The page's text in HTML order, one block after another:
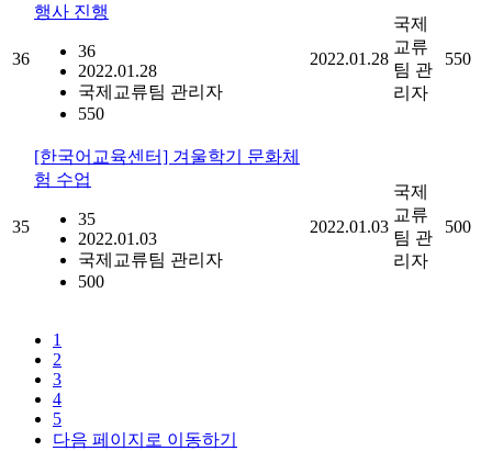
36
행사 진행
36
2022.01.28
국제교류팀 관리자
550
2022.01.28
국제
교류
팀 관
리자
550
35
[한국어교육센터] 겨울학기 문화체
험 수업
35
2022.01.03
국제교류팀 관리자
500
2022.01.03
국제
교류
팀 관
리자
500
1
2
3
4
5
다음 페이지로 이동하기